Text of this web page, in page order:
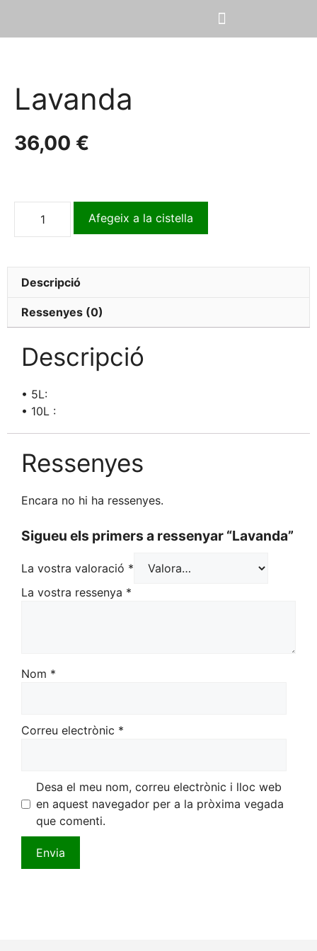
Lavanda
36,00 €
Afegeix a la cistella
Descripció
Ressenyes (0)
Descripció
• 5L:
• 10L :
Ressenyes
Encara no hi ha ressenyes.
Sigueu els primers a ressenyar “Lavanda”
La vostra valoració *
La vostra ressenya *
Nom *
Correu electrònic *
Desa el meu nom, correu electrònic i lloc web
en aquest navegador per a la pròxima vegada
que comenti.